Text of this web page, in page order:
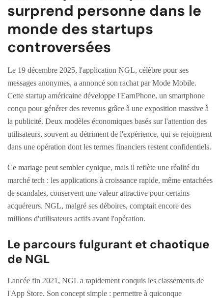
surprend personne dans le
monde des startups
controversées
Le 19 décembre 2025, l'application NGL, célèbre pour ses
messages anonymes, a annoncé son rachat par Mode Mobile.
Cette startup américaine développe l'EarnPhone, un smartphone
conçu pour générer des revenus grâce à une exposition massive à
la publicité. Deux modèles économiques basés sur l'attention des
utilisateurs, souvent au détriment de l'expérience, qui se rejoignent
dans une opération dont les termes financiers restent confidentiels.
Ce mariage peut sembler cynique, mais il reflète une réalité du
marché tech : les applications à croissance rapide, même entachées
de scandales, conservent une valeur attractive pour certains
acquéreurs. NGL, malgré ses déboires, comptait encore des
millions d'utilisateurs actifs avant l'opération.
Le parcours fulgurant et chaotique
de NGL
Lancée fin 2021, NGL a rapidement conquis les classements de
l'App Store. Son concept simple : permettre à quiconque